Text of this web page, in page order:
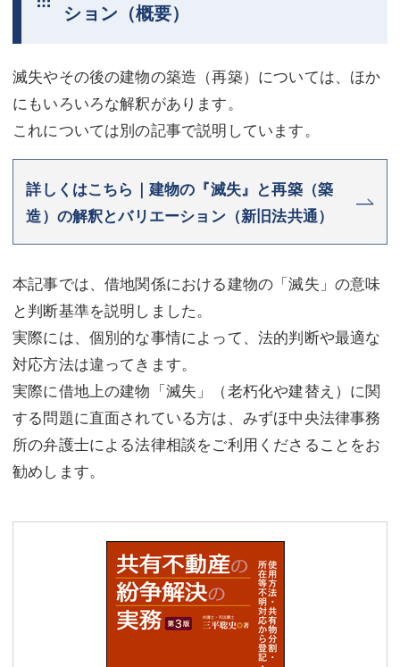
ション（概要）
滅失やその後の建物の築造（再築）については、ほか
にもいろいろな解釈があります。
これについては別の記事で説明しています。
詳しくはこちら｜建物の『滅失』と再築（築
造）の解釈とバリエーション（新旧法共通）
本記事では、借地関係における建物の「滅失」の意味
と判断基準を説明しました。
実際には、個別的な事情によって、法的判断や最適な
対応方法は違ってきます。
実際に借地上の建物「滅失」（老朽化や建替え）に関
する問題に直面されている方は、みずほ中央法律事務
所の弁護士による法律相談をご利用くださることをお
勧めします。